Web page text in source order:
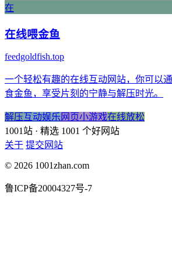
在
在线喂金鱼
feedgoldfish.top
一个轻松有趣的在线互动网站，你可以
食金鱼，享受片刻的宁静与解压时光。
解压互动娱乐 网页小游戏在线放松
1001站 · 精选 1001 个好网站
关于 提交网站
© 2026 1001zhan.com
鲁ICP备20004327号-7